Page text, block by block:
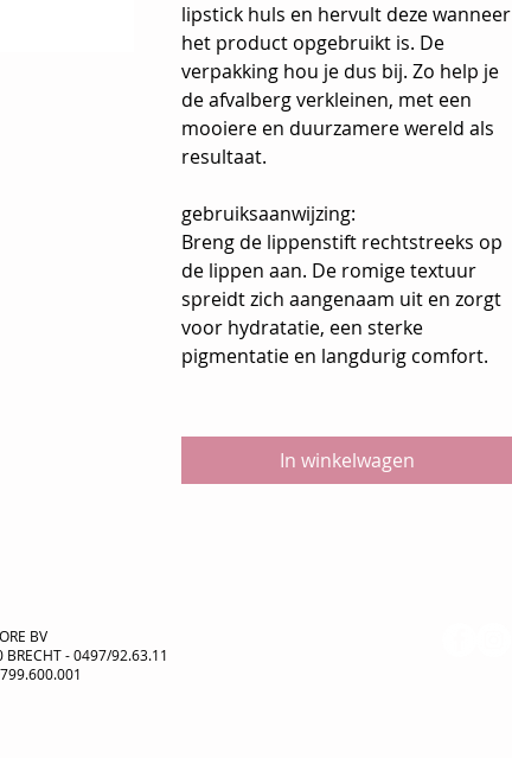
lipstick huls en hervult deze wanneer
het product opgebruikt is. De
verpakking hou je dus bij. Zo help je
de afvalberg verkleinen, met een
mooiere en duurzamere wereld als
resultaat.
gebruiksaanwijzing:
Breng de lippenstift rechtstreeks op
de lippen aan. De romige textuur
spreidt zich aangenaam uit en zorgt
voor hydratatie, een sterke
pigmentatie en langdurig comfort.
In winkelwagen
BV
BRECHT - 0497/92.63.11